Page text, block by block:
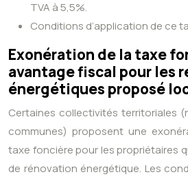
TVA à 5,5%.
Conditions d’application de ce
Exonération de la taxe
avantage fiscal pour les
énergétiques proposé
Certaines collectivités territoriales
communes) proposent une
taxe foncière pour les propriétaires
de rénovation énergétique. Les